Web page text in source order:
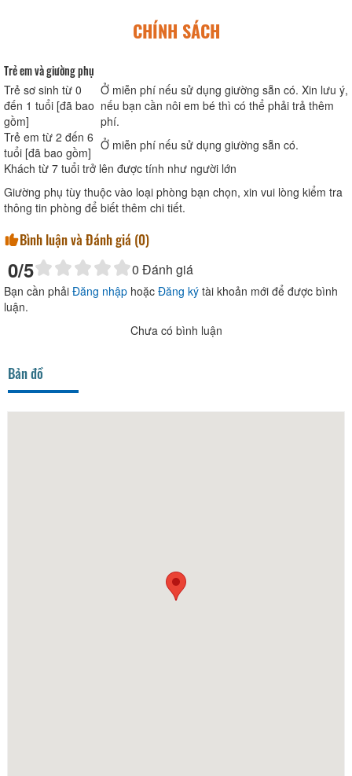
CHÍNH SÁCH
Trẻ em và giường phụ
Trẻ sơ sinh từ 0
đến 1 tuổi [đã bao
gồm]
Ở miễn phí nếu sử dụng giường sẵn có. Xin lưu ý,
nếu bạn cần nôi em bé thì có thể phải trả thêm
phí.
Trẻ em từ 2 đến 6
tuổi [đã bao gồm]
Ở miễn phí nếu sử dụng giường sẵn có.
Khách từ 7 tuổi trở lên được tính như người lớn
Giường phụ tùy thuộc vào loại phòng bạn chọn, xin vui lòng kiểm tra
thông tin phòng để biết thêm chi tiết.
Bình luận và Đánh giá (0)
0/5 0 Đánh giá
Bạn cần phải Đăng nhập hoặc Đăng ký tài khoản mới để được bình
luận.
Chưa có bình luận
Bản đồ